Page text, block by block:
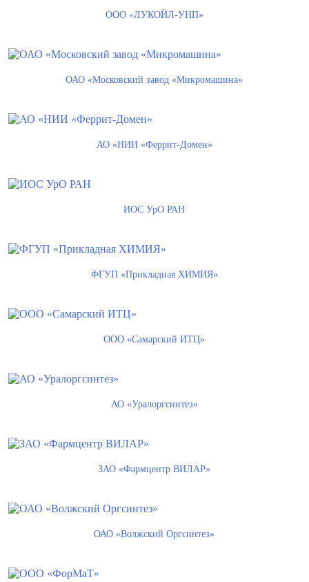
ООО «ЛУКОЙЛ-УНП»
ОАО «Московский завод «Микромашина»
АО «НИИ «Феррит-Домен»
ИОС УрО РАН
ФГУП «Прикладная ХИМИЯ»
ООО «Самарский ИТЦ»
АО «Уралоргсинтез»
ЗАО «Фармцентр ВИЛАР»
ОАО «Волжский Оргсинтез»